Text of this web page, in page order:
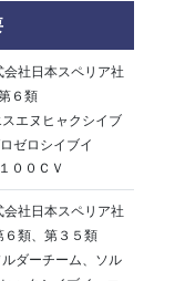
会社日本スペリア社
６類
エヌヒャクシイブ
ゼロシイブイ
００ＣＶ
会社日本スペリア社
類、第３５類
ダーチーム、ソル